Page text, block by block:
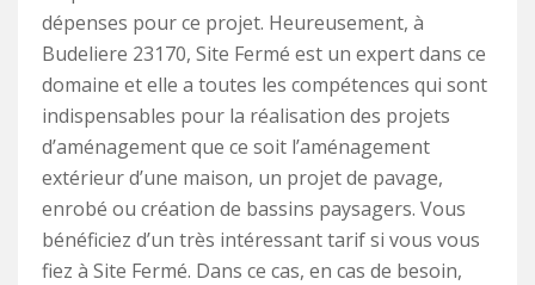
dépenses pour ce projet. Heureusement, à
Budeliere 23170, Site Fermé est un expert dans ce
domaine et elle a toutes les compétences qui sont
indispensables pour la réalisation des projets
d’aménagement que ce soit l’aménagement
extérieur d’une maison, un projet de pavage,
enrobé ou création de bassins paysagers. Vous
bénéficiez d’un très intéressant tarif si vous vous
fiez à Site Fermé. Dans ce cas, en cas de besoin,